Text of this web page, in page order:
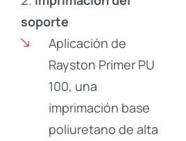
soporte
Aplicación de
Rayston Primer PU
100, una
imprimación base
poliuretano de alta